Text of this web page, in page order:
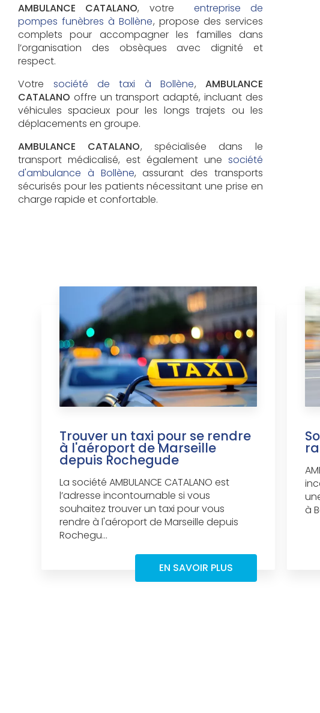
AMBULANCE CATALANO, votre entreprise de
pompes funèbres à Bollène, propose des services
complets pour accompagner les familles dans
l’organisation des obsèques avec dignité et
respect.
Votre société de taxi à Bollène, AMBULANCE
CATALANO offre un transport adapté, incluant des
véhicules spacieux pour les longs trajets ou les
déplacements en groupe.
AMBULANCE CATALANO, spécialisée dans le
transport médicalisé, est également une société
d'ambulance à Bollène, assurant des transports
sécurisés pour les patients nécessitant une prise en
charge rapide et confortable.
Trouver un taxi pour se rendre
à l'aéroport de Marseille
depuis Rochegude
La société AMBULANCE CATALANO est
l’adresse incontournable si vous
souhaitez trouver un taxi pour vous
rendre à l'aéroport de Marseille depuis
Rochegu...
EN SAVOIR PLUS
à